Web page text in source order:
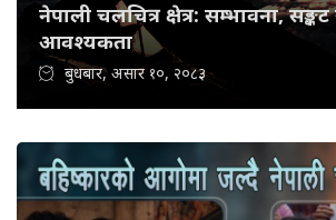
नेपाली चलचित्र क्षेत्र: सम्भावना,
आवश्यकता
बुधबार, असार १०, २०८३